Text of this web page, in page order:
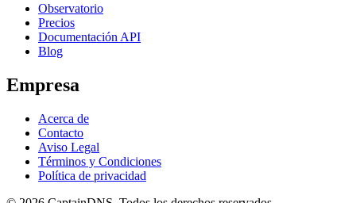
Observatorio
Precios
Documentación API
Blog
Empresa
Acerca de
Contacto
Aviso Legal
Términos y Condiciones
Política de privacidad